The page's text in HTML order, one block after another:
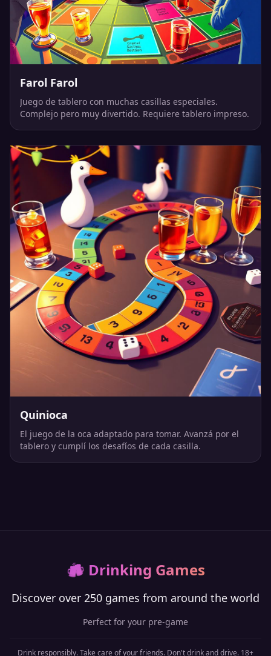
Farol Farol
Juego de tablero con muchas casillas especiales.
Complejo pero muy divertido. Requiere tablero impreso.
Quinioca
El juego de la oca adaptado para tomar. Avanzá por el
tablero y cumplí los desafíos de cada casilla.
🍻 Drinking Games
Discover over 250 games from around the world
Perfect for your pre-game
Drink responsibly. Take care of your friends. Don't drink and drive. 18+